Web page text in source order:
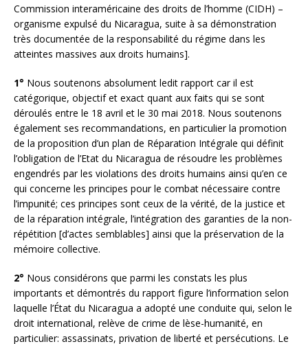
Commission interaméricaine des droits de l’homme (CIDH) –
organisme expulsé du Nicaragua, suite à sa démonstration
très documentée de la responsabilité du régime dans les
atteintes massives aux droits humains].
1° Nous soutenons absolument ledit rapport car il est
catégorique, objectif et exact quant aux faits qui se sont
déroulés entre le 18 avril et le 30 mai 2018. Nous soutenons
également ses recommandations, en particulier la promotion
de la proposition d’un plan de Réparation Intégrale qui définit
l’obligation de l’Etat du Nicaragua de résoudre les problèmes
engendrés par les violations des droits humains ainsi qu’en ce
qui concerne les principes pour le combat nécessaire contre
l’impunité; ces principes sont ceux de la vérité, de la justice et
de la réparation intégrale, l’intégration des garanties de la non-
répétition [d’actes semblables] ainsi que la préservation de la
mémoire collective.
2° Nous considérons que parmi les constats les plus
importants et démontrés du rapport figure l’information selon
laquelle l’État du Nicaragua a adopté une conduite qui, selon le
droit international, relève de crime de lèse-humanité, en
particulier: assassinats, privation de liberté et persécutions. Le